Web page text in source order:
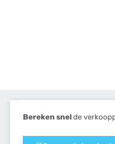
Bereken snelde